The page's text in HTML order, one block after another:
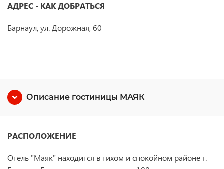
АДРЕС - КАК ДОБРАТЬСЯ
Барнаул, ул. Дорожная, 60
Описание гостиницы МАЯК
РАСПОЛОЖЕНИЕ
Отель "Маяк" находится в тихом и спокойном районе г.